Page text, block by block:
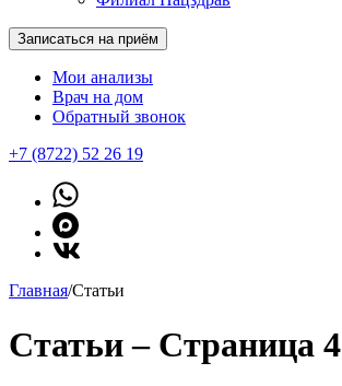
Записаться на приём
Мои анализы
Врач на дом
Обратный звонок
+7 (8722) 52 26 19
Главная/Статьи
Статьи – Страница 4